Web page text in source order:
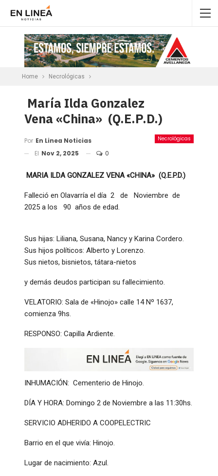
Home Necrológicas
María Ilda Gonzalez
Vena «China» (Q.E.P.D.)
Necrológicas
Por En Linea Noticias
El Nov 2, 2025 0
MARIA ILDAGONZALEZ VENA«CHINA» (Q.E.P.D.)
Falleció en Olavarría el día 2 de
Noviembre de
2025 a los 90 años de edad.
Sus hijas: Liliana, Susana, Nancy y Karina Cordero.
Sus hijos políticos: Alberto y Lorenzo.
Sus nietos, bisnietos, tátara-nietos
y demás deudos participan su fallecimiento.
VELATORIO: Sala de «Hinojo» calle 14 Nº 1637,
comienza 9hs.
RESPONSO: Capilla Ardiente.
INHUMACIÓN: Cementerio de Hinojo.
DÍA Y HORA: Domingo 2 de Noviembre a las 11:30hs.
SERVICIO ADHERIDO A COOPELECTRIC
Barrio en el que vivía: Hinojo.
Lugar de nacimiento: Azul.